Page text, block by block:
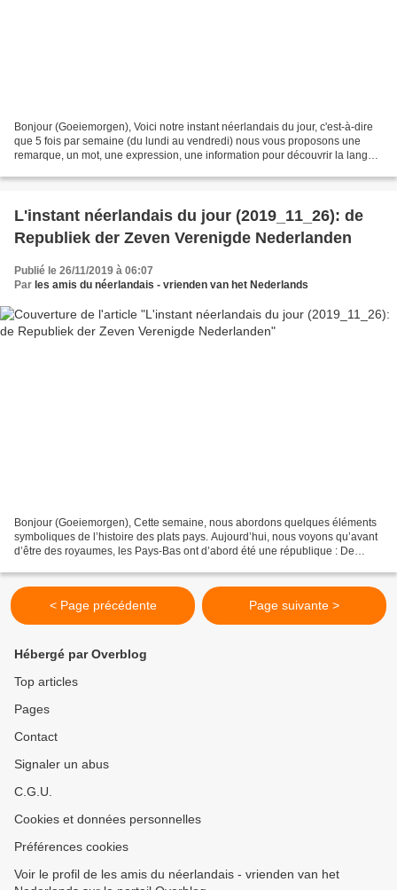
Bonjour (Goeiemorgen), Voici notre instant néerlandais du jour, c'est-à-dire
que 5 fois par semaine (du lundi au vendredi) nous vous proposons une
remarque, un mot, une expression, une information pour découvrir la langue
L'instant néerlandais du jour (2019_11_26): de
Republiek der Zeven Verenigde Nederlanden
Publié le 26/11/2019 à 06:07
Par les amis du néerlandais - vrienden van het Nederlands
Bonjour (Goeiemorgen), Cette semaine, nous abordons quelques éléments
symboliques de l’histoire des plats pays. Aujourd’hui, nous voyons qu’avant
d’être des royaumes, les Pays-Bas ont d’abord été une république : De
< Page précédente Page suivante >
Hébergé par Overblog
Top articles
Pages
Contact
Signaler un abus
C.G.U.
Cookies et données personnelles
Préférences cookies
Voir le profil de les amis du néerlandais - vrienden van het